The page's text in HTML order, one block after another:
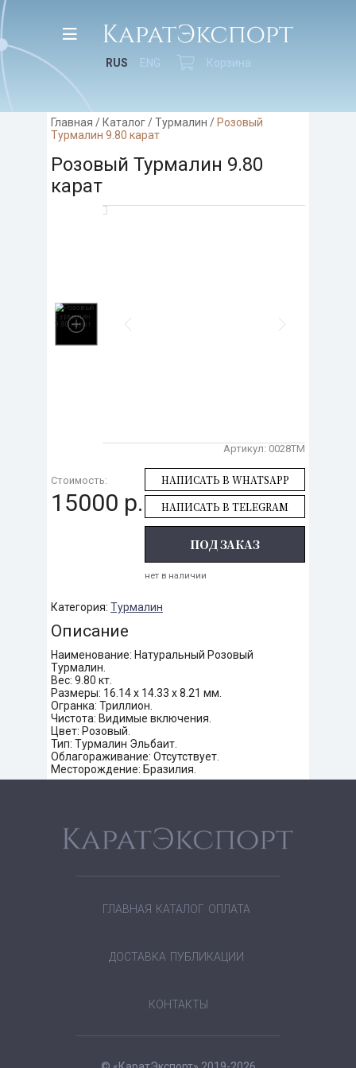
RUS ENG Корзина
Главная /Каталог/Турмалин /Розовый
Турмалин 9.80 карат
Розовый Турмалин 9.80
карат
Артикул: 0028TM
Стоимость:
15000 р.
НАПИСАТЬ В WHATSAPP
НАПИСАТЬ В TELEGRAM
ПОД ЗАКАЗ
нет в наличии
Категория: Турмалин
Описание
Наименование: Натуральный Розовый
Турмалин.
Вес: 9.80 кт.
Размеры: 16.14 х 14.33 х 8.21 мм.
Огранка: Триллион.
Чистота: Видимые включения.
Цвет: Розовый.
Тип: Турмалин Эльбаит.
Облагораживание: Отсутствует.
Месторождение: Бразилия.
ГЛАВНАЯ КАТАЛОГ ОПЛАТА
ДОСТАВКА ПУБЛИКАЦИИ
КОНТАКТЫ